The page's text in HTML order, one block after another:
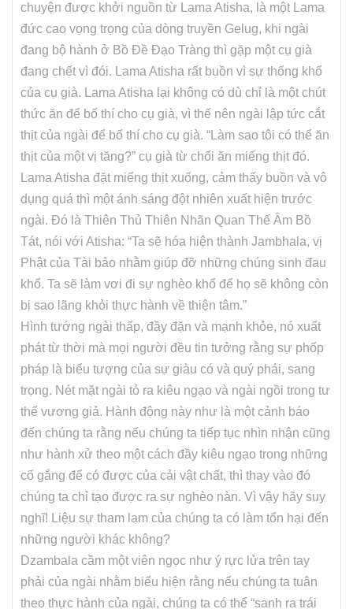
chuyện được khởi nguồn từ Lama Atisha, là một Lama
đức cao vọng trọng của dòng truyền Gelug, khi ngài
đang bộ hành ở Bồ Đề Đạo Tràng thì gặp một cụ già
đang chết vì đói. Lama Atisha rất buồn vì sự thống khổ
của cụ già. Lama Atisha lại không có dù chỉ là một chút
thức ăn để bố thí cho cụ già, vì thế nên ngài lập tức cắt
thịt của ngài để bố thí cho cụ già. “Làm sao tôi có thể ăn
thịt của một vị tăng?” cụ già từ chối ăn miếng thịt đó.
Lama Atisha đặt miếng thịt xuống, cảm thấy buồn và vô
dụng quá thì một ánh sáng đột nhiên xuất hiện trước
ngài. Đó là Thiên Thủ Thiên Nhãn Quan Thế Âm Bồ
Tát, nói với Atisha: “Ta sẽ hóa hiện thành Jambhala, vị
Phật của Tài bảo nhằm giúp đỡ những chúng sinh đau
khổ. Ta sẽ làm vơi đi sự nghèo khổ để họ sẽ không còn
bị sao lãng khỏi thực hành về thiện tâm.”
Hình tướng ngài thấp, đầy đặn và mạnh khỏe, nó xuất
phát từ thời mà mọi người đều tin tưởng rằng sự phốp
pháp là biểu tượng của sự giàu có và quý phái, sang
trọng. Nét mặt ngài tỏ ra kiêu ngạo và ngài ngồi trong tư
thế vương giả. Hành động này như là một cảnh báo
đến chúng ta rằng nếu chúng ta tiếp tục nhìn nhận cũng
như hành xử theo một cách đầy kiêu ngạo trong những
cố gắng để có được của cải vật chất, thì thay vào đó
chúng ta chỉ tạo được ra sự nghèo nàn. Vì vậy hãy suy
nghĩ! Liệu sự tham lam của chúng ta có làm tổn hại đến
những người khác không?
Dzambala cầm một viên ngọc như ý rực lửa trên tay
phải của ngài nhằm biểu hiện rằng nếu chúng ta tuân
theo thực hành của ngài, chúng ta có thể “sanh ra trái